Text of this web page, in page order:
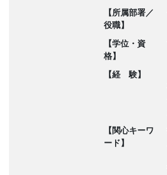
【所属部署／
役職】
【学位・資
格】
【経 験】
【関心キーワ
ード】